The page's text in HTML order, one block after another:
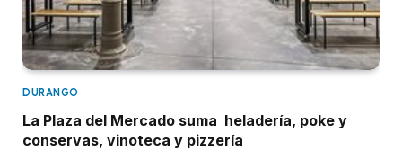
DURANGO
La Plaza del Mercado suma heladería, poke y
conservas, vinoteca y pizzería